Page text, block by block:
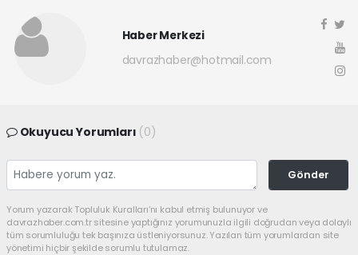
Haber Merkezi
davrazhaber@hotmail.com
Okuyucu Yorumları (0)
Gönder
Yorum yazarak Topluluk Kuralları’nı kabul etmiş bulunuyor ve
davrazhaber.com.tr sitesine yaptığınız yorumunuzla ilgili doğrudan veya dolaylı
tüm sorumluluğu tek başınıza üstleniyorsunuz. Yazılan tüm yorumlardan site
yönetimi hiçbir şekilde sorumlu tutulamaz.